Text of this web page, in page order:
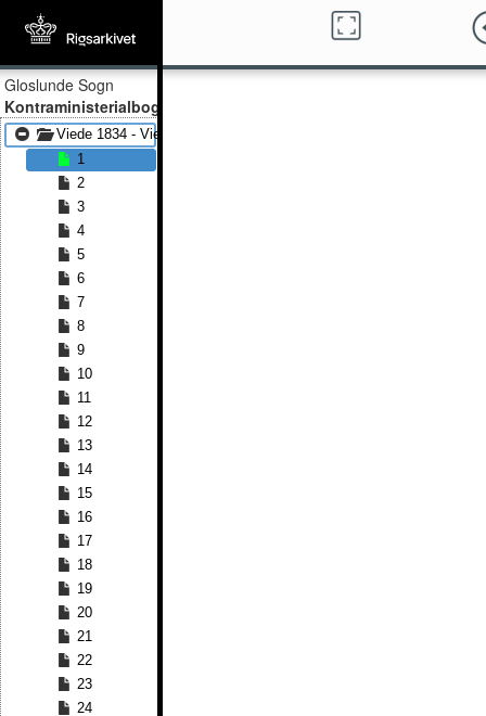
Gloslunde Sogn
Kontraministerialbog
Viede 1834 - Viede 1865
1
2
3
4
5
6
7
8
9
10
11
12
13
14
15
16
17
18
19
20
21
22
23
24